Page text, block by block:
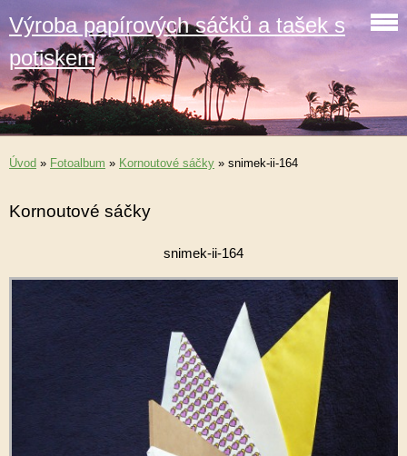
Výroba papírových sáčků a tašek s
potiskem
Úvod » Fotoalbum » Kornoutové sáčky » snimek-ii-164
Kornoutové sáčky
snimek-ii-164